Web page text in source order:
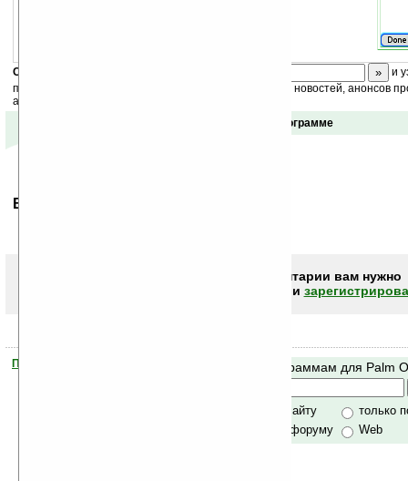
Скоро
и
получайте ежедневный или еженедельный дайджест новостей, анонсов
акций сайта на ваш почтовый ящик.
Отзывы о программе
Ваше мнение будет первым.
Чтобы писать комментарии вам нужно
или
Помогите Ладошкам стать лучше
Поиск по программам для Palm
только по сайту
только
по сайту и форуму
Web